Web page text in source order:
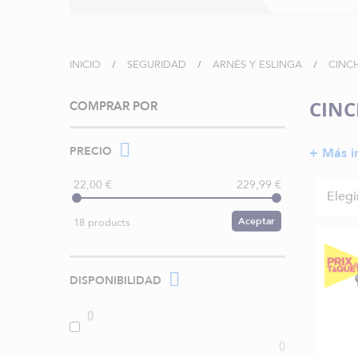
INICIO SEGURIDAD ARNÉS Y ESLINGA
+ Más
COMPRAR POR
PRECIO
22,00 € 229,99 €
18 products Aceptar
DISPONIBILIDAD